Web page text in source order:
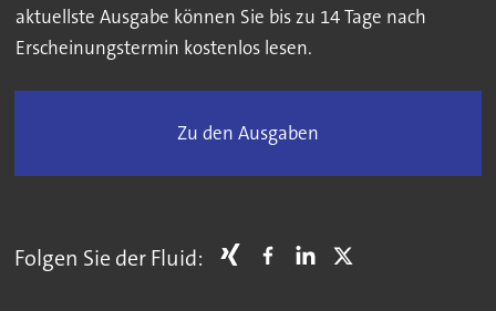
aktuellste Ausgabe können Sie bis zu 14 Tage nach
Erscheinungstermin kostenlos lesen.
Zu den Ausgaben
Folgen Sie der Fluid: